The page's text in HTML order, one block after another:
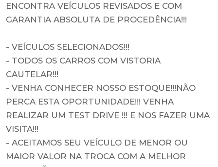
ENCONTRA VEÍCULOS REVISADOS E COM
GARANTIA ABSOLUTA DE PROCEDÊNCIA!!!
- VEÍCULOS SELECIONADOS!!!
- TODOS OS CARROS COM VISTORIA
CAUTELAR!!!
- VENHA CONHECER NOSSO ESTOQUE!!!NÃO
PERCA ESTA OPORTUNIDADE!!! VENHA
REALIZAR UM TEST DRIVE !!! E NOS FAZER UMA
VISITA!!!
- ACEITAMOS SEU VEÍCULO DE MENOR OU
MAIOR VALOR NA TROCA COM A MELHOR